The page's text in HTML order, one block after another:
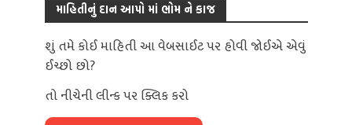
માહિતીનું દાન આપો માં ભોમ ને કાજ
શું તમે કોઈ માહિતી આ વેબસાઈટ પર હોવી જોઈએ એવું
ઈચ્છો છો?
તો નીચેની લીન્ક પર ક્લિક કરો